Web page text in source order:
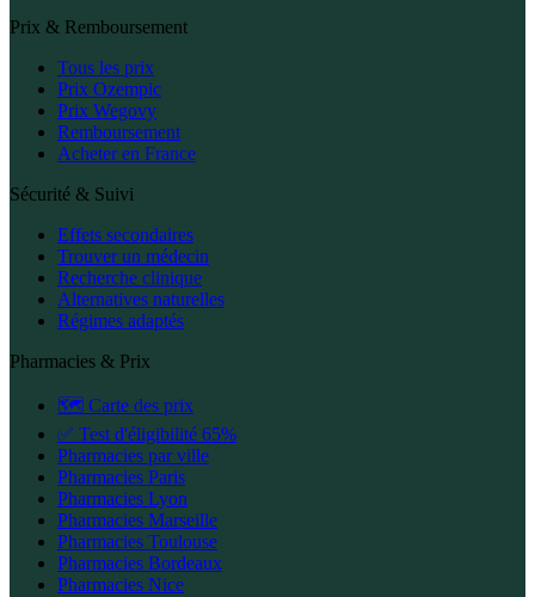
Prix & Remboursement
Tous les prix
Prix Ozempic
Prix Wegovy
Remboursement
Acheter en France
Sécurité & Suivi
Effets secondaires
Trouver un médecin
Recherche clinique
Alternatives naturelles
Régimes adaptés
Pharmacies & Prix
🗺️ Carte des prix
✅ Test d'éligibilité 65%
Pharmacies par ville
Pharmacies Paris
Pharmacies Lyon
Pharmacies Marseille
Pharmacies Toulouse
Pharmacies Bordeaux
Pharmacies Nice